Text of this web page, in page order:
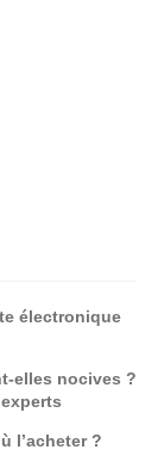
électronique
elles nocives ?
l’acheter ?